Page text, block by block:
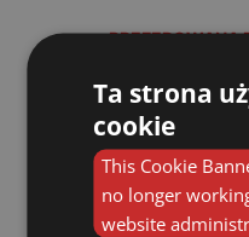
Z WYJĄTKIEM
(PŁATNOŚĆ
PREFEROWANA
Ta strona
cookie
This Cookie
no longer
website